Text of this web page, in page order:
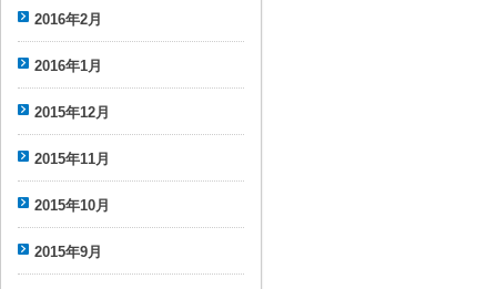
2016年2月
2016年1月
2015年12月
2015年11月
2015年10月
2015年9月